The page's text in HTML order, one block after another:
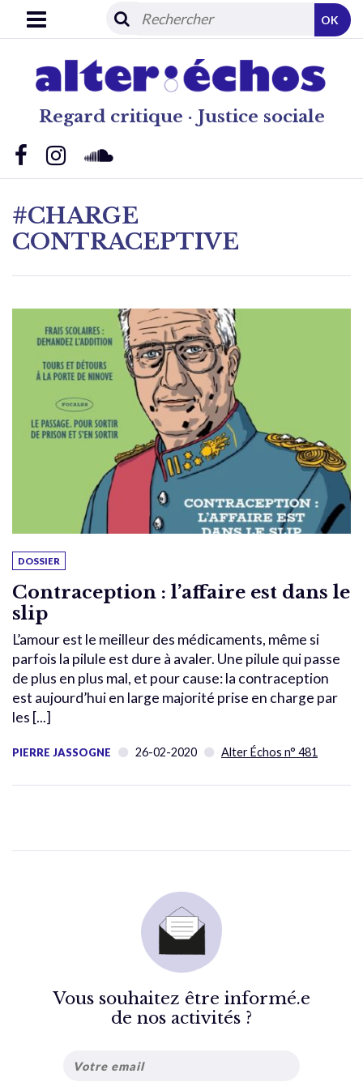
Regard critique · Justice sociale
OK
#CHARGE
CONTRACEPTIVE
DOSSIER
Contraception : l’affaire est dans le
slip
L’amour est le meilleur des médicaments, même si
parfois la pilule est dure à avaler. Une pilule qui passe
de plus en plus mal, et pour cause: la contraception
est aujourd’hui en large majorité prise en charge par
les [...]
PIERRE JASSOGNE 26-02-2020 Alter Échos n° 481
Vous souhaitez être informé.e
de nos activités ?